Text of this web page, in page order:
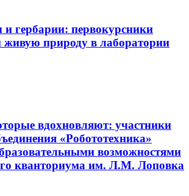
гербарии: первокурсники
природу в лаборатории
вдохновляют: участники
«Робототехника»
возможностями
кванториума им. Л.М. Лоповка